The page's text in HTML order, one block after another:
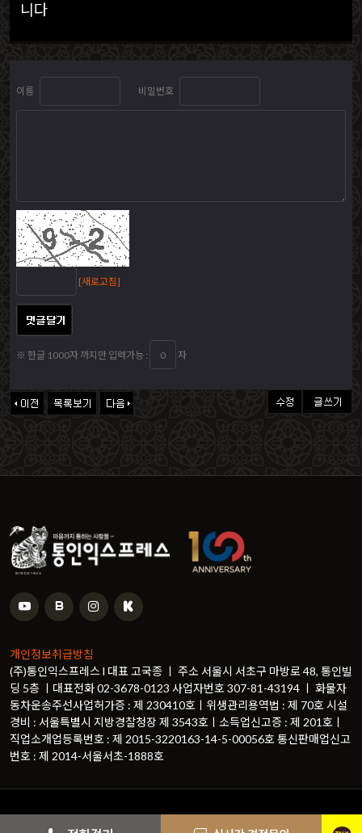
니다
이름 비밀번호
[새로고침]
※ 한글 1000자 까지만 입력가능 : 자
개인정보취급방침
(주)통인익스프레스 l 대표 고국종 ㅣ 주소 서울시 서초구 마방로 48, 통인빌
딩 5층 ㅣ대표전화 02-3678-0123 사업자번호 307-81-43194 ㅣ 화물자
동차운송주선사업허가증 : 제 230410호ㅣ위생관리용역법 : 제 70호 시설
경비 : 서울특별시 지방경찰청장 제 3543호ㅣ소득업신고증 : 제 201호ㅣ
직업소개업등록번호 : 제 2015-3220163-14-5-00056호 통신판매업신고
번호 : 제 2014-서울서초-1888호